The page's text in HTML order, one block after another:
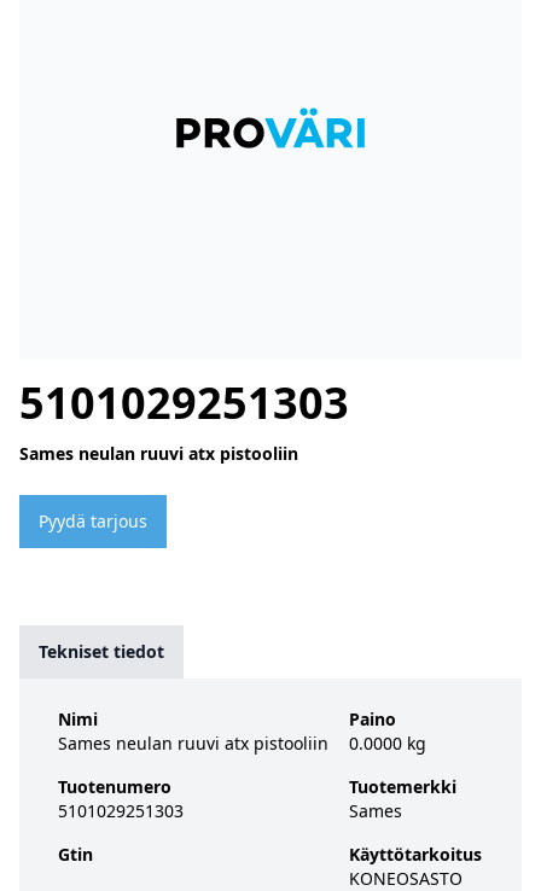
5101029251303
Sames neulan ruuvi atx pistooliin
Pyydä tarjous
Tekniset tiedot
Nimi
Sames neulan ruuvi atx pistooliin
Tuotenumero
5101029251303
Gtin
Paino
0.0000 kg
Tuotemerkki
Sames
Käyttötarkoitus
KONEOSASTO